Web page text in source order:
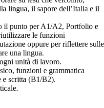
lingua, il sapore dell’Italia e il
il punto per A1/A2, Portfolio e
le funzioni
oppure per riflettere sulle
una lingua.
unità di lavoro.
funzioni e grammatica
scritta (B1/B2).